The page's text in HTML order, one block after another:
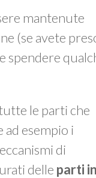
mantenute
(se avete
spendere
le parti che
ad esempio i
di
delle parti